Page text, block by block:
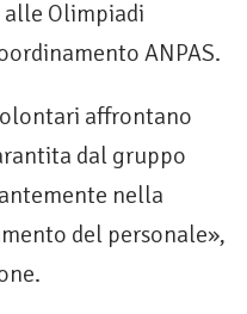
Olimpiadi
ANPAS.
affrontano
dal gruppo
nella
del personale»,